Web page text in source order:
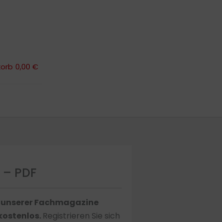
0,00 €
0,00 €
PDF
Fachmagazine
Registrieren Sie sich